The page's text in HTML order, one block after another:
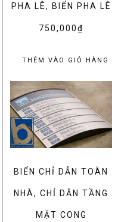
PHA LÊ, BIỂN PHA LÊ
750,000₫
THÊM VÀO GIỎ HÀNG
BIỂN CHỈ DẪN TOÀN
NHÀ, CHỈ DẪN TẦNG
MẶT CONG